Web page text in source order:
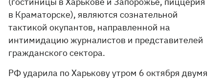
в Краматорске), являются сознательной
тактикой окупантов, направленной на
интимидацию журналистов и представителей
гражданского сектора.
РФ ударила по Харькову утром 6 октября двумя